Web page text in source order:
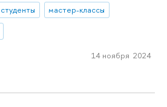
студенты
мастер-классы
14 ноября 2024